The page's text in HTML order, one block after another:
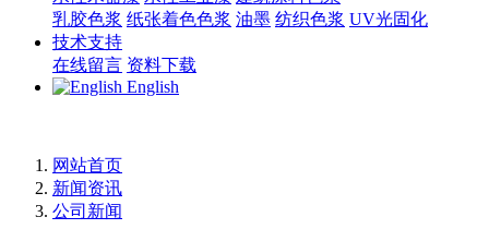
乳胶色浆 纸张着色色浆 油墨 纺织色浆 UV光固化
技术支持
在线留言 资料下载
English
网站首页
新闻资讯
公司新闻